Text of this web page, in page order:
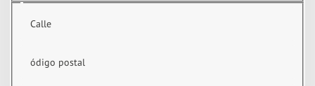
Calle
ódigo postal